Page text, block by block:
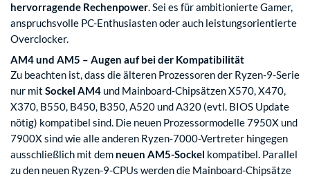
hervorragende Rechenpower. Sei es für ambitionierte Gamer,
anspruchsvolle PC-Enthusiasten oder auch leistungsorientierte
Overclocker.
AM4 und AM5 – Augen auf bei der Kompatibilität
Zu beachten ist, dass die älteren Prozessoren der Ryzen-9-Serie
nur mit Sockel AM4 und Mainboard-Chipsätzen X570, X470,
X370, B550, B450, B350, A520 und A320 (evtl. BIOS Update
nötig) kompatibel sind. Die neuen Prozessormodelle 7950X und
7900X sind wie alle anderen Ryzen-7000-Vertreter hingegen
ausschließlich mit dem neuen AM5-Sockel kompatibel. Parallel
zu den neuen Ryzen-9-CPUs werden die Mainboard-Chipsätze